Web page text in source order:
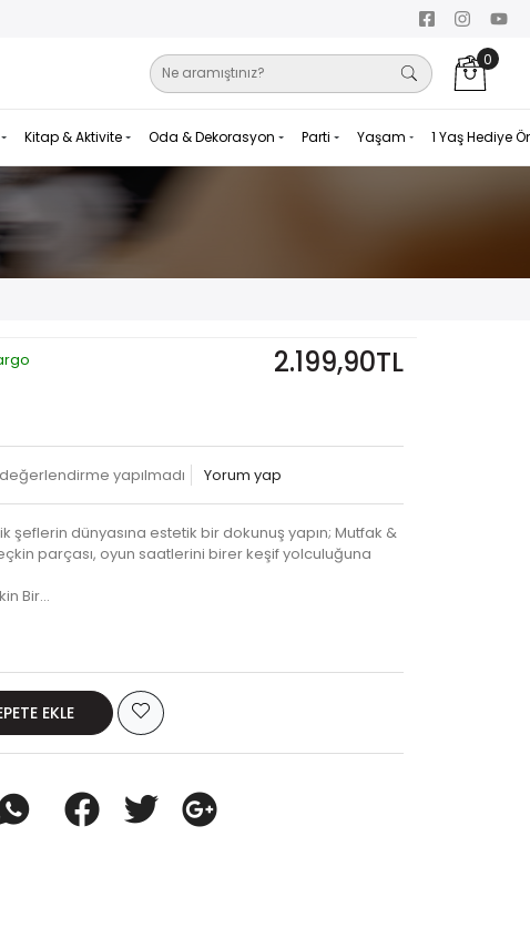
0
Kitap & Aktivite Oda & Dekorasyon Parti Yaşam 1 Yaş Hediye
2.199,90TL
yapılmadı Yorum yap
şeflerin dünyasına estetik bir dokunuş yapın; Mutfak &
parçası, oyun saatlerini birer keşif yolculuğuna
Bir…
EKLE